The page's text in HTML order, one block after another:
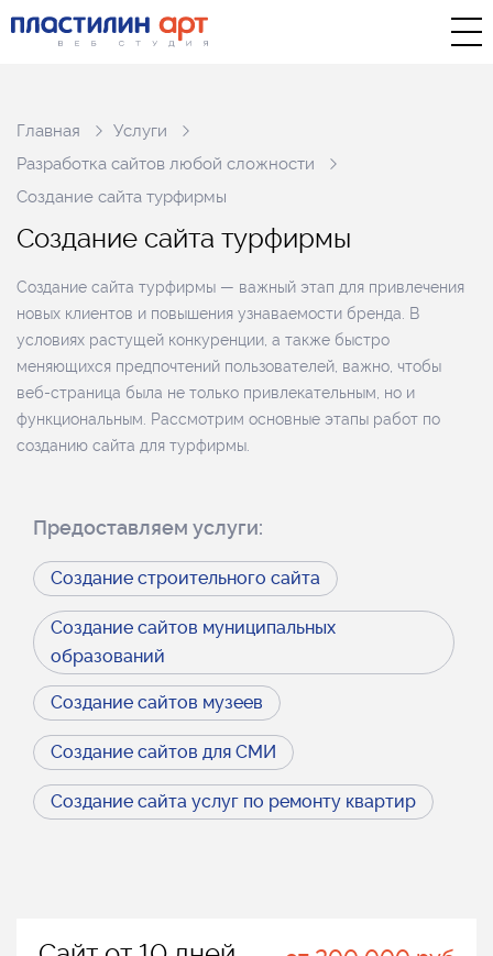
Главная
Услуги
Разработка сайтов любой сложности
Создание сайта турфирмы
Создание сайта турфирмы
Создание сайта турфирмы — важный этап для привлечения
новых клиентов и повышения узнаваемости бренда. В
условиях растущей конкуренции, а также быстро
меняющихся предпочтений пользователей, важно, чтобы
веб-страница была не только привлекательным, но и
функциональным. Рассмотрим основные этапы работ по
созданию сайта для турфирмы.
Предоставляем услуги:
Создание строительного сайта
Создание сайтов муниципальных
образований
Создание сайтов музеев
Создание сайтов для СМИ
Создание сайта услуг по ремонту квартир